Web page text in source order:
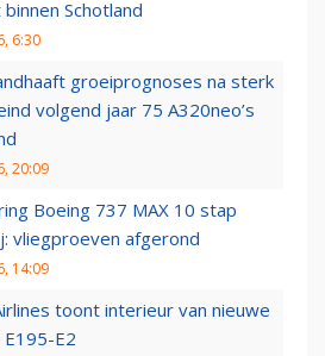
Schotland
6:30
groeiprognoses na sterk
volgend jaar 75 A320neo’s
20:09
Boeing 737 MAX 10 stap
vliegproeven afgerond
14:09
toont interieur van nieuwe
E2